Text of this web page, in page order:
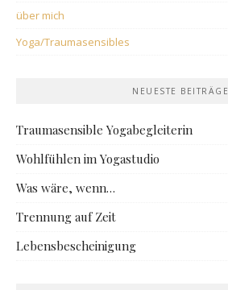
über mich
Yoga/Traumasensibles
NEUESTE BEITRÄGE
Traumasensible Yogabegleiterin
Wohlfühlen im Yogastudio
Was wäre, wenn…
Trennung auf Zeit
Lebensbescheinigung